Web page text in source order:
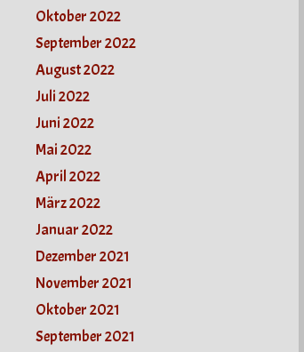
Oktober 2022
September 2022
August 2022
Juli 2022
Juni 2022
Mai 2022
April 2022
März 2022
Januar 2022
Dezember 2021
November 2021
Oktober 2021
September 2021